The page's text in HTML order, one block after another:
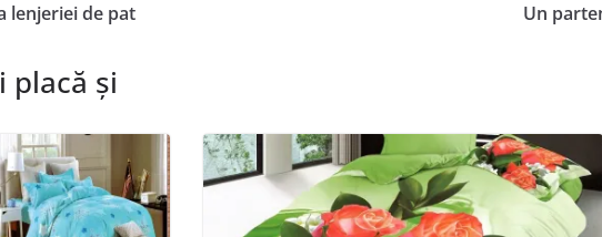
lenjeriei de pat Un
placă și